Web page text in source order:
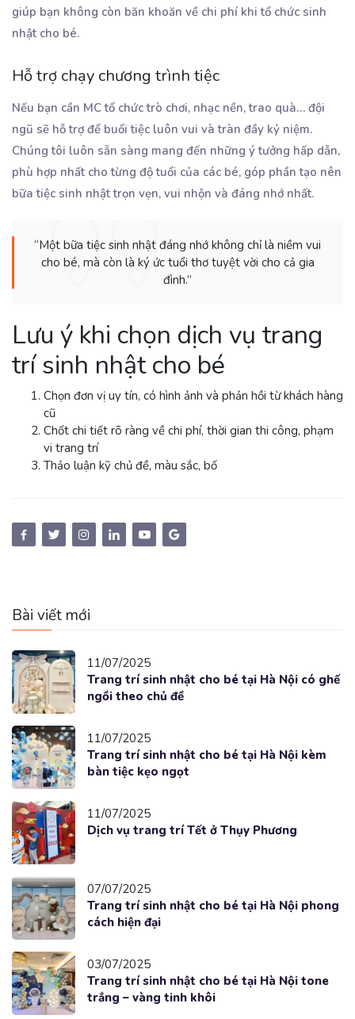
giúp bạn không còn băn khoăn về chi phí khi tổ chức sinh
nhật cho bé.
Hỗ trợ chạy chương trình tiệc
Nếu bạn cần MC tổ chức trò chơi, nhạc nền, trao quà… đội
ngũ sẽ hỗ trợ để buổi tiệc luôn vui và tràn đầy kỷ niệm.
Chúng tôi luôn sẵn sàng mang đến những ý tưởng hấp dẫn,
phù hợp nhất cho từng độ tuổi của các bé, góp phần tạo nên
bữa tiệc sinh nhật trọn vẹn, vui nhộn và đáng nhớ nhất.
“Một bữa tiệc sinh nhật đáng nhớ không chỉ là niềm vui
cho bé, mà còn là ký ức tuổi thơ tuyệt vời cho cả gia
đình.”
Lưu ý khi chọn dịch vụ trang
trí sinh nhật cho bé
Chọn đơn vị uy tín, có hình ảnh và phản hồi từ khách hàng
cũ
Chốt chi tiết rõ ràng về chi phí, thời gian thi công, phạm
vi trang trí
Thảo luận kỹ chủ đề, màu sắc, bố
Bài viết mới
11/07/2025
Trang trí sinh nhật cho bé tại Hà Nội có ghế
ngồi theo chủ đề
11/07/2025
Trang trí sinh nhật cho bé tại Hà Nội kèm
bàn tiệc kẹo ngọt
11/07/2025
Dịch vụ trang trí Tết ở Thụy Phương
07/07/2025
Trang trí sinh nhật cho bé tại Hà Nội phong
cách hiện đại
03/07/2025
Trang trí sinh nhật cho bé tại Hà Nội tone
trắng – vàng tinh khôi